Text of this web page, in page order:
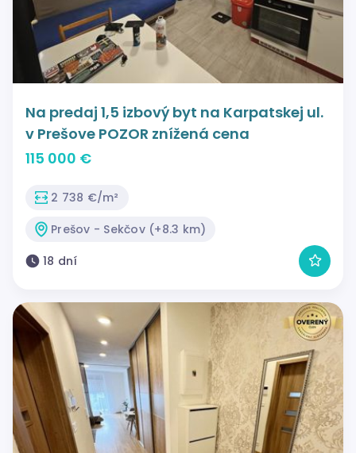
Na predaj 1,5 izbový byt na Karpatskej ul.
v Prešove POZOR znížená cena
115 000 €
2 738 €/m²
Prešov - Sekčov (+8.3 km)
18 dní